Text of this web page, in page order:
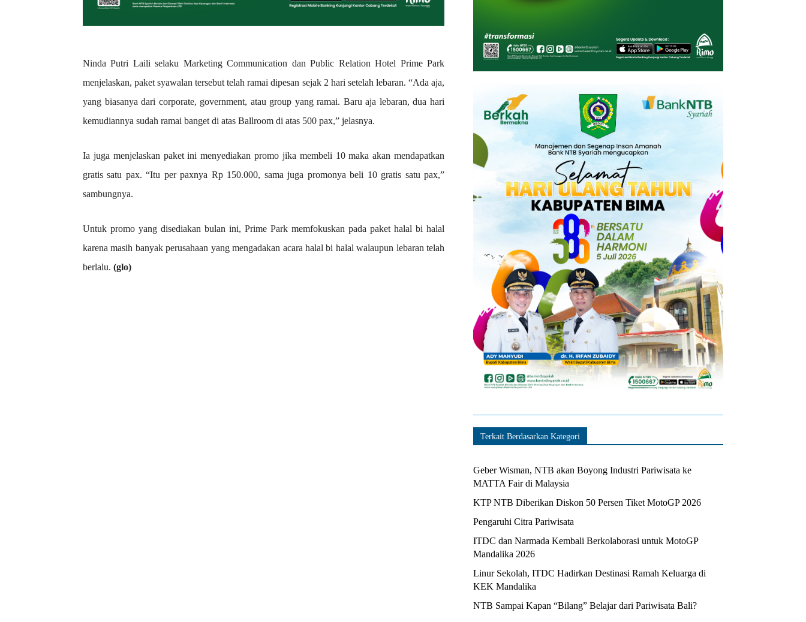
Ninda Putri Laili selaku Marketing Communication dan Public Relation Hotel Prime Park
menjelaskan, paket syawalan tersebut telah ramai dipesan sejak 2 hari setelah lebaran. “Ada aja,
yang biasanya dari corporate, government, atau group yang ramai. Baru aja lebaran, dua hari
kemudiannya sudah ramai banget di atas Ballroom di atas 500 pax,” jelasnya.
Ia juga menjelaskan paket ini menyediakan promo jika membeli 10 maka akan mendapatkan
gratis satu pax. “Itu per paxnya Rp 150.000, sama juga promonya beli 10 gratis satu pax,”
sambungnya.
Untuk promo yang disediakan bulan ini, Prime Park memfokuskan pada paket halal bi halal
karena masih banyak perusahaan yang mengadakan acara halal bi halal walaupun lebaran telah
berlalu. (glo)
Terkait Berdasarkan Kategori
Geber Wisman, NTB akan Boyong Industri Pariwisata ke
MATTA Fair di Malaysia
KTP NTB Diberikan Diskon 50 Persen Tiket MotoGP 2026
Pengaruhi Citra Pariwisata
ITDC dan Narmada Kembali Berkolaborasi untuk MotoGP
Mandalika 2026
Linur Sekolah, ITDC Hadirkan Destinasi Ramah Keluarga di
KEK Mandalika
NTB Sampai Kapan “Bilang” Belajar dari Pariwisata Bali?